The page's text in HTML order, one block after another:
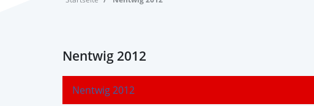
Nentwig 2012
Nentwig 2012